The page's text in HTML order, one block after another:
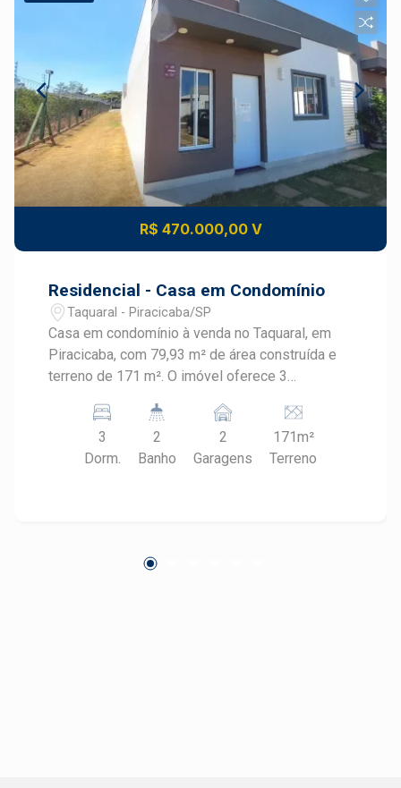
R$ 470.000,00 V
Residencial - Casa em Condomínio
Taquaral - Piracicaba/SP
Casa em condomínio à venda no Taquaral, em
Piracicaba, com 79,93 m² de área construída e
terreno de 171 m². O imóvel oferece 3
vagas de garagem, em um condomínio
residencial. CARACTERÍSTICAS DO IMÓVEL -
Casa em condomínio - 79,93 m² de área
dormitórios e 1 suíte - 2 vagas de garagem -
3
Dorm.
2
Banho
2
Garagens
171m²
Terreno